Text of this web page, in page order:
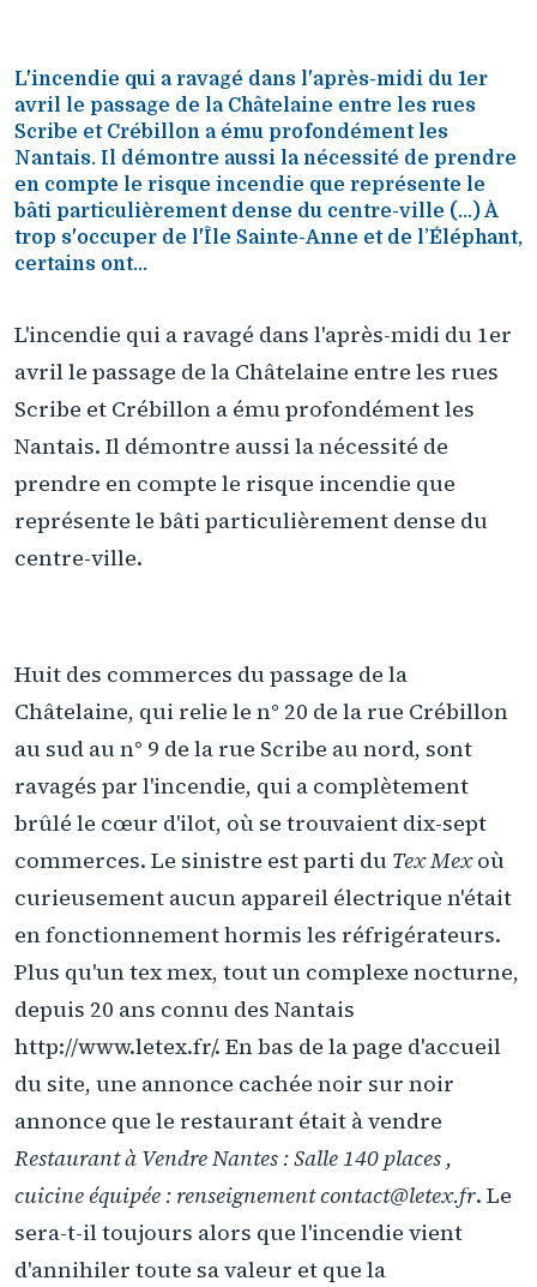
L'incendie qui a ravagé dans l'après-midi du 1er
avril le passage de la Châtelaine entre les rues
Scribe et Crébillon a ému profondément les
Nantais. Il démontre aussi la nécessité de prendre
en compte le risque incendie que représente le
bâti particulièrement dense du centre-ville (...) À
trop s'occuper de l'Île Sainte-Anne et de l’Éléphant,
certains ont...
L'incendie qui a ravagé dans l'après-midi du 1er
avril le passage de la Châtelaine entre les rues
Scribe et Crébillon a ému profondément les
Nantais. Il démontre aussi la nécessité de
prendre en compte le risque incendie que
représente le bâti particulièrement dense du
centre-ville.
Huit des commerces du passage de la
Châtelaine, qui relie le n° 20 de la rue Crébillon
au sud au n° 9 de la rue Scribe au nord, sont
ravagés par l'incendie, qui a complètement
brûlé le cœur d'ilot, où se trouvaient dix-sept
commerces. Le sinistre est parti du Tex Mexoù
curieusement aucun appareil électrique n'était
en fonctionnement hormis les réfrigérateurs.
Plus qu'un tex mex, tout un complexe nocturne,
depuis 20 ans connu des Nantais
http://www.letex.fr/. En bas de la page d'accueil
du site, une annonce cachée noir sur noir
annonce que le restaurant était à vendre
Restaurant à Vendre Nantes : Salle 140 places ,
cuicine équipée : renseignement contact@letex.fr. Le
sera-t-il toujours alors que l'incendie vient
d'annihiler toute sa valeur et que la